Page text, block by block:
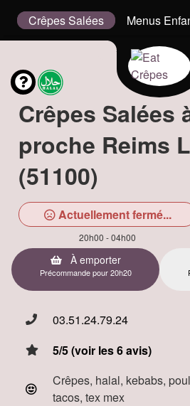
Crêpes Salées Menus
Crêpes Salées
proche Reims
(51100)
Actuellement fermé...
20h00 - 04h00
À emporter
Précommande pour 20h20
03.51.24.79.24
5/5 (voir les 6 avis)
Crêpes, halal, kebabs,
tacos, tex mex